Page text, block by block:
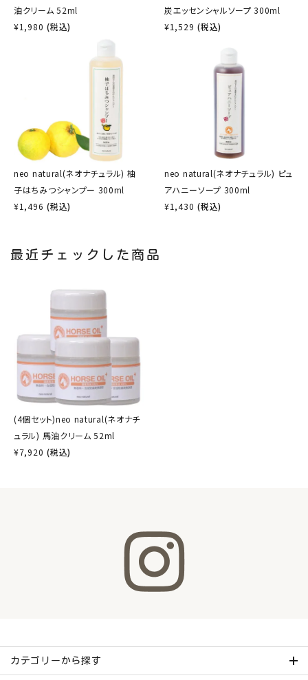
油クリーム 52ml
¥1,980 (税込)
炭エッセンシャルソープ 300ml
¥1,529 (税込)
neo natural(ネオナチュラル) 柚
子はちみつシャンプー 300ml
¥1,496 (税込)
neo natural(ネオナチュラル) ピュ
アハニーソープ 300ml
¥1,430 (税込)
最近チェックした商品
(4個セット)neo natural(ネオナチ
ュラル) 馬油クリーム 52ml
¥7,920 (税込)
カテゴリーから探す